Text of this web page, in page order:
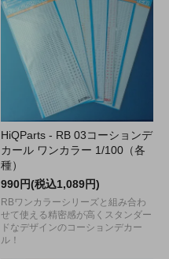
HiQParts - RB 03コーションデ
カール ワンカラー 1/100（各
種）
990円(税込1,089円)
RBワンカラーシリーズと組み合わ
せて使える精密感が高くスタンダー
ドなデザインのコーションデカー
ル！